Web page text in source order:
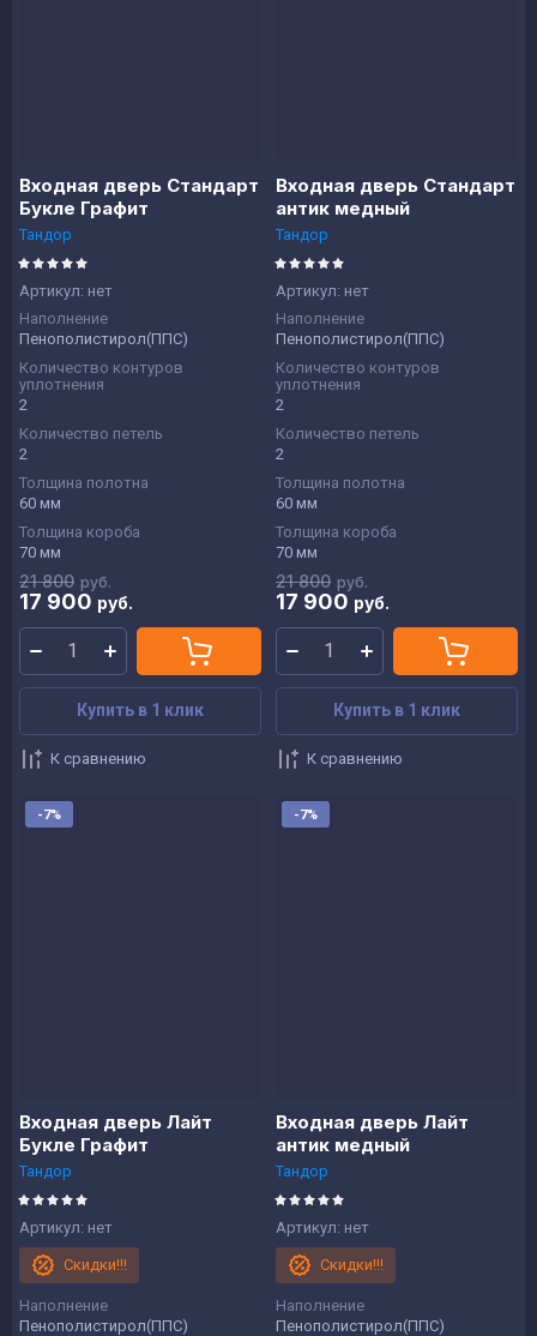
Входная дверь Стандарт
Букле Графит
Тандор
Артикул: нет
Наполнение
Пенополистирол(ППС)
Количество контуров
уплотнения
2
Количество петель
2
Толщина полотна
60 мм
Толщина короба
70 мм
21 800 руб.
17 900 руб.
Купить в 1 клик
К сравнению
Входная дверь Стандарт
антик медный
Тандор
Артикул: нет
Наполнение
Пенополистирол(ППС)
Количество контуров
уплотнения
2
Количество петель
2
Толщина полотна
60 мм
Толщина короба
70 мм
21 800 руб.
17 900 руб.
Купить в 1 клик
К сравнению
-7%
Входная дверь Лайт
Букле Графит
Тандор
Артикул: нет
Скидки!!!
Наполнение
Пенополистирол(ППС)
-7%
Входная дверь Лайт
антик медный
Тандор
Артикул: нет
Скидки!!!
Наполнение
Пенополистирол(ППС)